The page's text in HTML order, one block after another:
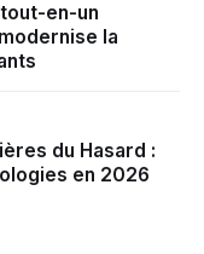
en-un
la
du Hasard :
en 2026